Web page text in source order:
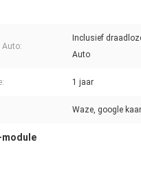
Inclusief
Auto
1 jaar
Waze, google
module